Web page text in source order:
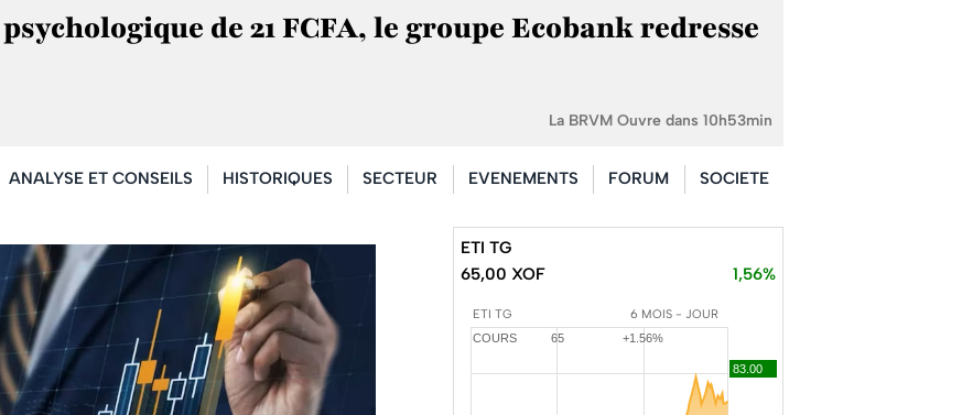
de 21 FCFA, le groupe Ecobank redresse
La BRVM Ouvre dans 10h53min
ANALYSE ET CONSEILS HISTORIQUES SECTEUR EVENEMENTS FORUM SOCIETE
ETI TG
65,00 XOF
1,56%
ETI TG 6 MOIS - JOUR
COURS 65 +1.56%